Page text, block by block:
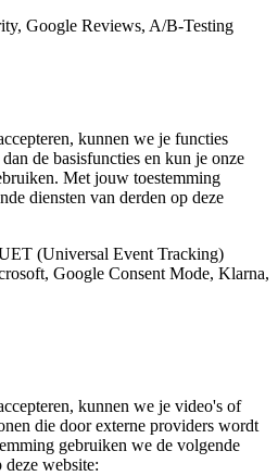
Google Reviews, A/B-Testing
kunnen we je functies
de basisfuncties en kun je onze
Met jouw toestemming
diensten van derden op deze
(Universal Event Tracking)
Google Consent Mode, Klarna,
kunnen we je video's of
die door externe providers wordt
gebruiken we de volgende
deze website: